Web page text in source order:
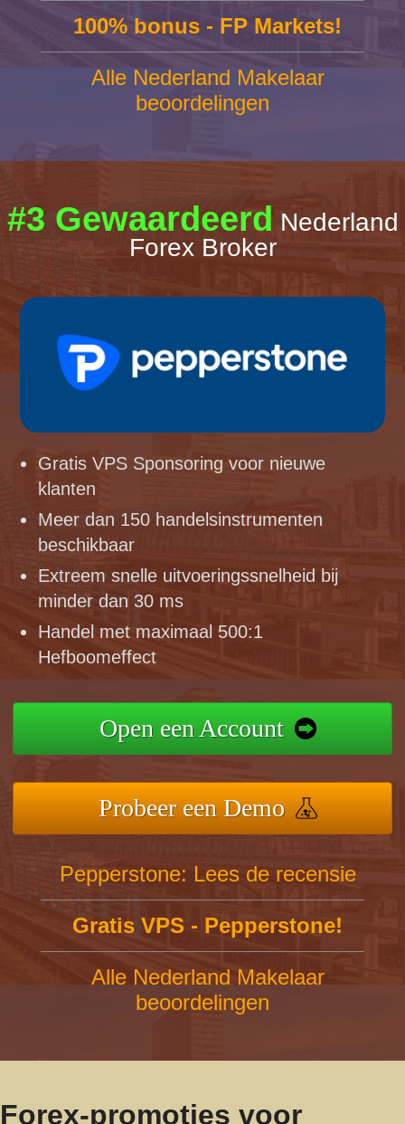
100% bonus - FP Markets!
Alle Nederland Makelaar
beoordelingen
#3 Gewaardeerd Nederland
Forex Broker
Gratis VPS Sponsoring voor nieuwe
klanten
Meer dan 150 handelsinstrumenten
beschikbaar
Extreem snelle uitvoeringssnelheid bij
minder dan 30 ms
Handel met maximaal 500:1
Hefboomeffect
Open een Account
Probeer een Demo
Pepperstone: Lees de recensie
Gratis VPS - Pepperstone!
Alle Nederland Makelaar
beoordelingen
Forex-promoties voor